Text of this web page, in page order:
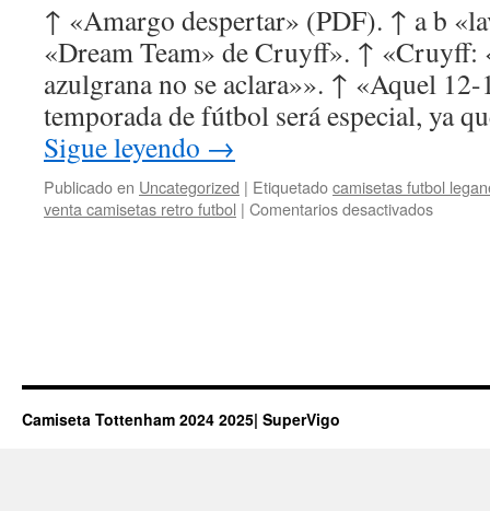
↑ «Amargo despertar» (PDF). ↑ a b
«Dream Team» de Cruyff». ↑ «Cruyff:
azulgrana no se aclara»». ↑ «Aquel
temporada de fútbol será especial, ya
Sigue leyendo →
Publicado en Uncategorized | Etiquetadocamisetas futbol
venta camisetas retro futbol | Comentarios desactivadosen
Camiseta Tottenham 2024 2025| SuperVigo